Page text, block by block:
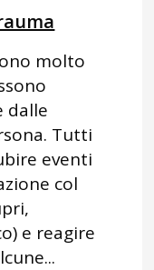
molto
dalle
Tutti
eventi
col
e reagire